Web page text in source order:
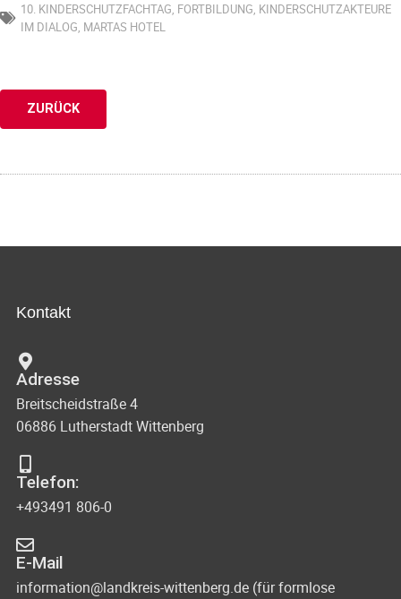
10. KINDERSCHUTZFACHTAG, FORTBILDUNG, KINDERSCHUTZAKTEURE
IM DIALOG, MARTAS HOTEL
ZURÜCK
Kontakt
Adresse
Breitscheidstraße 4
06886 Lutherstadt Wittenberg
Telefon:
+493491 806-0
E-Mail
information@landkreis-wittenberg.de (für formlose